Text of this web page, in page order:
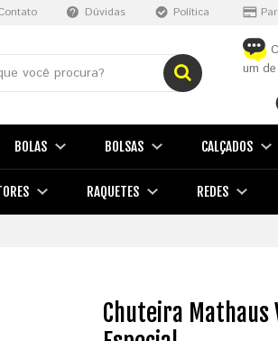
Dúvidas Política
um
BOLAS BOLSAS CALÇADOS
RAQUETES REDES
Chuteira Mathaus